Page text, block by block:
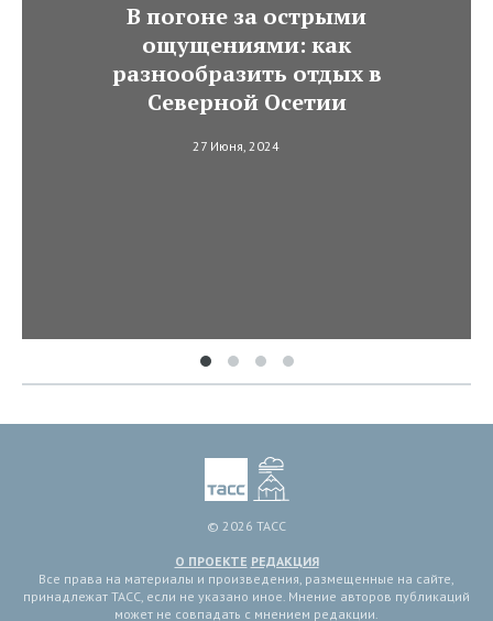
В погоне за острыми
ощущениями: как
разнообразить отдых в
Северной Осетии
27 Июня, 2024
© 2026 ТАСС
О ПРОЕКТЕ РЕДАКЦИЯ
Все права на материалы и произведения, размещенные на сайте,
принадлежат ТАСС, если не указано иное. Мнение авторов публикаций
может не совпадать с мнением редакции.